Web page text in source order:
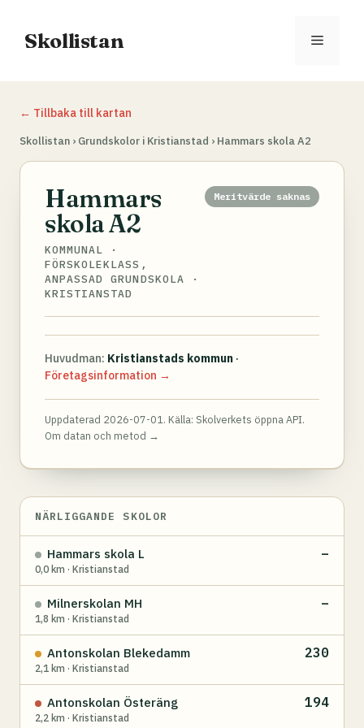
innehåll
Skollistan Meny
← Tillbaka till kartan
Skollistan › Grundskolor i Kristianstad › Hammars skola A2
Hammars
skola A2
KOMMUNAL ·
FÖRSKOLEKLASS,
ANPASSAD GRUNDSKOLA ·
KRISTIANSTAD
Meritvärde saknas
Huvudman: Kristianstads kommun ·
Företagsinformation →
Uppdaterad 2026-07-01. Källa: Skolverkets öppna API.
Om datan och metod →
NÄRLIGGANDE SKOLOR
Hammars skola L
0,0 km · Kristianstad
–
Milnerskolan MH
1,8 km · Kristianstad
–
Antonskolan Blekedamm
2,1 km · Kristianstad
230
Antonskolan Österäng
2,2 km · Kristianstad
194